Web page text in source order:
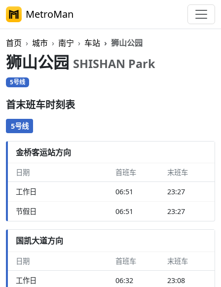
MetroMan
首页 城市 南宁 车站 狮山公园
狮山公园 SHISHAN Park
5号线
首末班车时刻表
5号线
金桥客运站方向
日期 首班车 末班车
工作日 06:51 23:27
节假日 06:51 23:27
国凯大道方向
日期 首班车 末班车
工作日 06:32 23:08